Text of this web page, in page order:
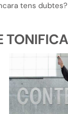
tens dubtes?